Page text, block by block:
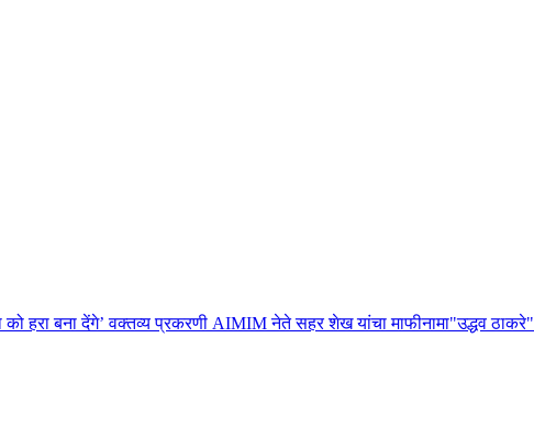
को हरा बना देंगे’ वक्तव्य प्रकरणी AIMIM नेते सहर शेख यांचा माफीनामा"उद्धव ठाकरे"